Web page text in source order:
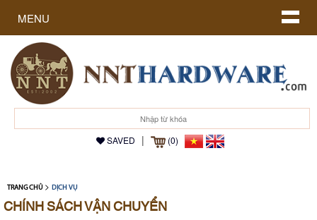
SAVED | (0)
MENU
TRANG CHỦ> DỊCH VỤ
CHÍNH SÁCH VẬN CHUYỂN